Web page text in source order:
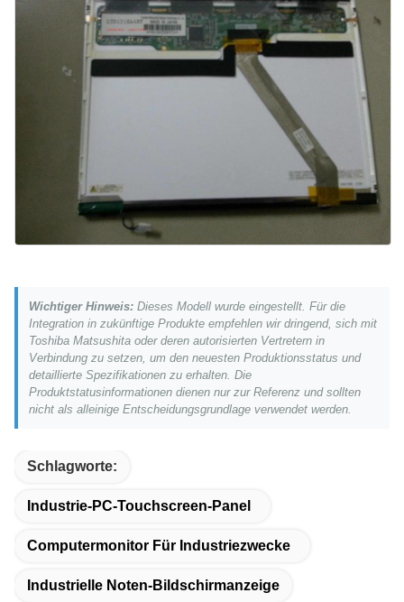
Wichtiger Hinweis: Dieses Modell wurde eingestellt. Für die
Integration in zukünftige Produkte empfehlen wir dringend, sich mit
Toshiba Matsushita oder deren autorisierten Vertretern in
Verbindung zu setzen, um den neuesten Produktionsstatus und
detaillierte Spezifikationen zu erhalten. Die
Produktstatusinformationen dienen nur zur Referenz und sollten
nicht als alleinige Entscheidungsgrundlage verwendet werden.
Schlagworte:
Industrie-PC-Touchscreen-Panel
Computermonitor Für Industriezwecke
Industrielle Noten-Bildschirmanzeige